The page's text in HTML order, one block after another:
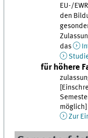
EU-/
den
das
für höhere
möglich]
Zur